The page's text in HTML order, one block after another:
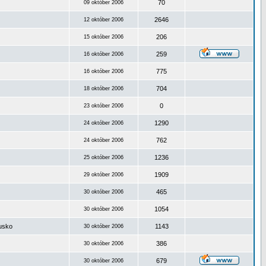
09 október 2006 70
12 október 2006 2646
15 október 2006 206
16 október 2006 259
16 október 2006 775
18 október 2006 704
23 október 2006 0
24 október 2006 1290
24 október 2006 762
25 október 2006 1236
29 október 2006 1909
30 október 2006 465
30 október 2006 1054
30 október 2006 1143
30 október 2006 386
30 október 2006 679